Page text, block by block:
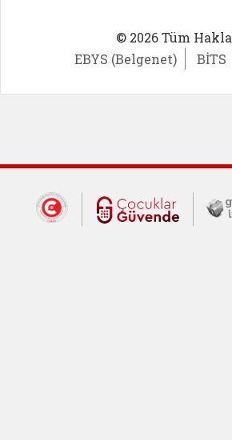
© 2026 Tüm
EBYS (Belgenet)
BİTS
Dış Bağlantılar
Cumhurbaşkanlığı